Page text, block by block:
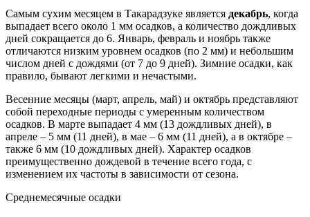
Самым сухим месяцем в Такарадзуке является декабрь, когда
выпадает всего около 1 мм осадков, а количество дождливых
дней сокращается до 6. Январь, февраль и ноябрь также
отличаются низким уровнем осадков (по 2 мм) и небольшим
числом дней с дождями (от 7 до 9 дней). Зимние осадки, как
правило, бывают легкими и нечастыми.
Весенние месяцы (март, апрель, май) и октябрь представляют
собой переходные периоды с умеренным количеством
осадков. В марте выпадает 4 мм (13 дождливых дней), в
апреле – 5 мм (11 дней), в мае – 6 мм (11 дней), а в октябре –
также 6 мм (10 дождливых дней). Характер осадков
преимущественно дождевой в течение всего года, с
изменением их частоты в зависимости от сезона.
Среднемесячные осадки